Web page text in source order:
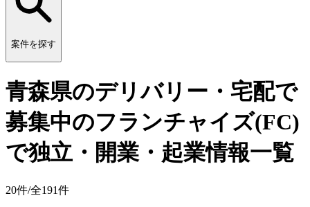
案件を探す
青森県のデリバリー・宅配で
募集中のフランチャイズ(FC)
で独立・開業・起業情報一覧
20件/全191件